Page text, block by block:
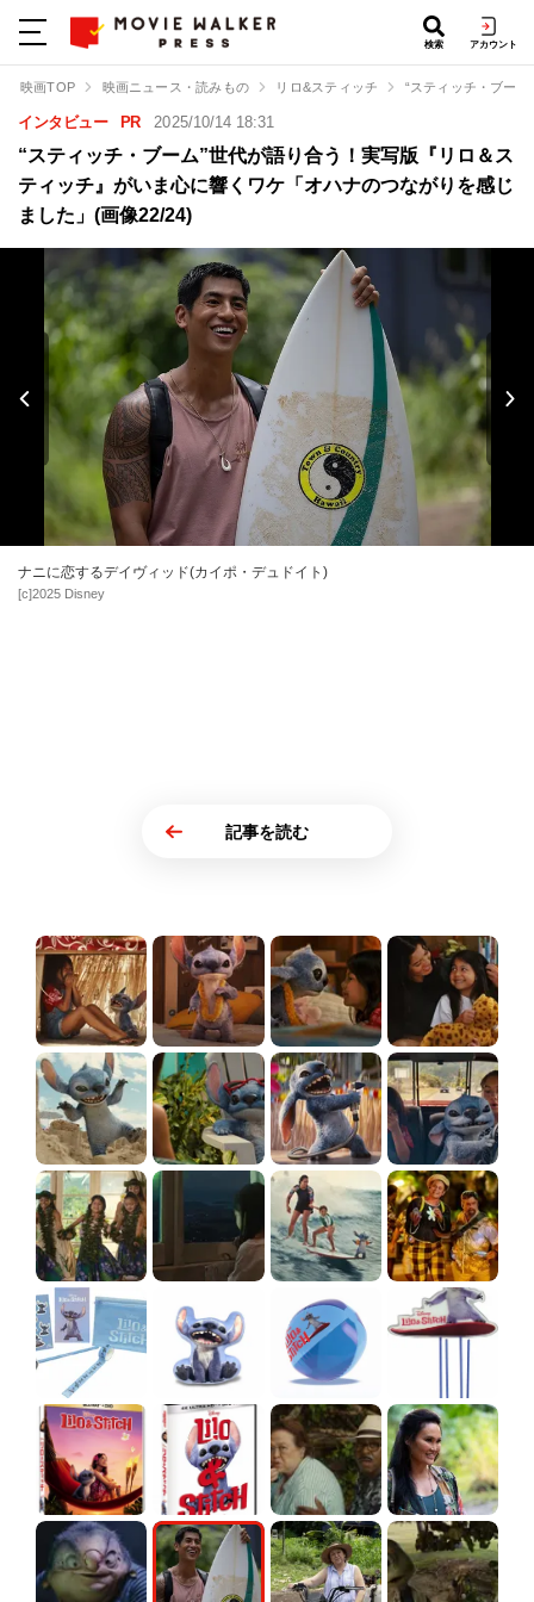
検索 アカウント
映画TOP 映画ニュース・読みもの リロ&スティッチ “スティッチ・ブー
インタビュー PR 2025/10/14 18:31
“スティッチ・ブーム”世代が語り合う！実写版『リロ＆ス
ティッチ』がいま心に響くワケ「オハナのつながりを感じ
ました」(画像22/24)
ナニに恋するデイヴィッド(カイポ・デュドイト)
[c]2025 Disney
記事を読む